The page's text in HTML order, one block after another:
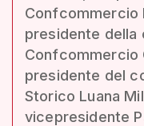
Confcommercio
presidente della
Confcommercio
presidente del
Storico Luana
vicepresidente